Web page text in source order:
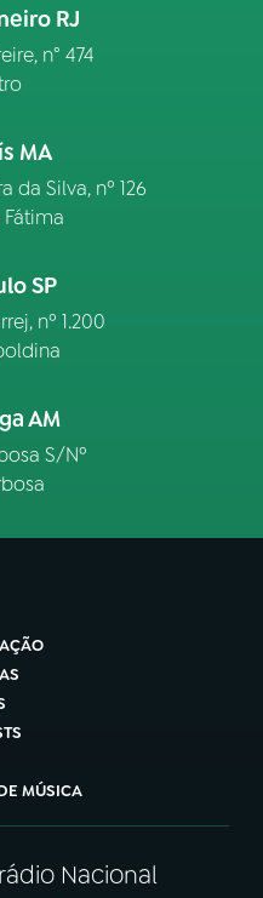
RJ
n° 474
MA
da Silva, nº 126
SP
nº 1.200
AM
S/Nº
MÚSICA
Nacional